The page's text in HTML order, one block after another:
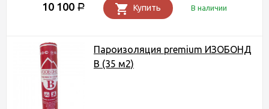
10 100 Р Купить В наличии
Пароизоляция premium ИЗОБОНД
В (35 м2)